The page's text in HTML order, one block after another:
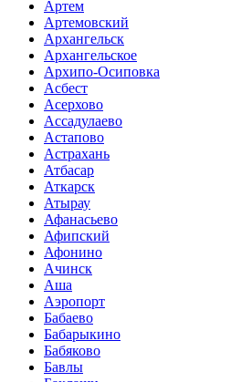
Артем
Артемовский
Архангельск
Архангельское
Архипо-Осиповка
Асбест
Асерхово
Ассадулаево
Астапово
Астрахань
Атбасар
Аткарск
Атырау
Афанасьево
Афипский
Афонино
Ачинск
Аша
Аэропорт
Бабаево
Бабарыкино
Бабяково
Бавлы